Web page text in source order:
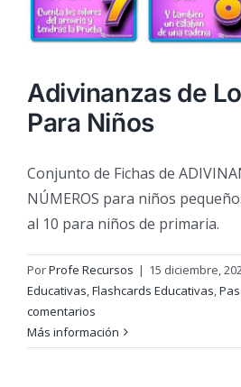
Adivinanzas de
Para Niños
Conjunto de Fichas de
NÚMEROS para niños
al 10 para niños de primaria.
PorProfe Recursos | 15 diciembre,
Educativas Flashcards Educativas
comentarios
Más información